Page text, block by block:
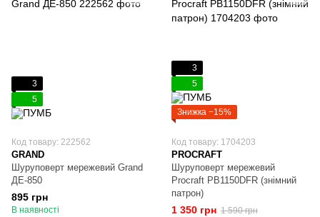
3
5
Код товару: 222562
GRAND
Шуруповерт мережевий Grand
ДЕ-850
895 грн
В наявності
3
5
Знижка −15%
Код товару: 1704203
PROCRAFT
Шуруповерт мережевий
Procraft PB1150DFR (знімний
патрон)
1 350 грн 1 590 грн